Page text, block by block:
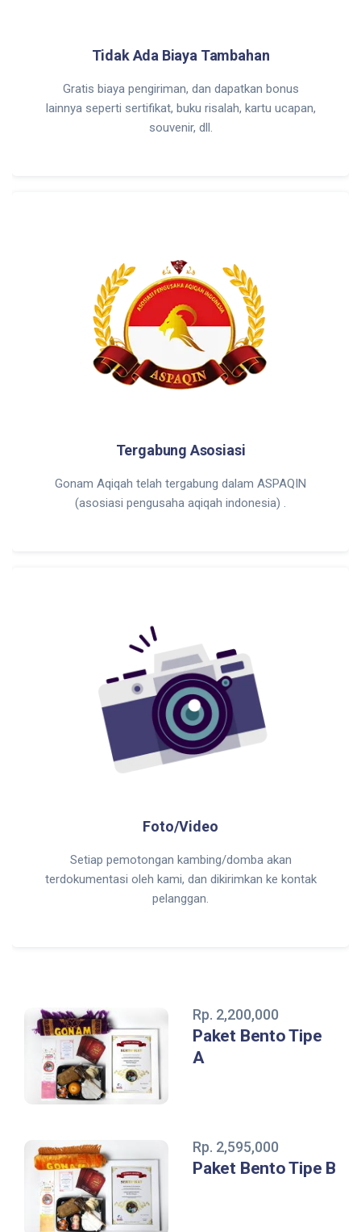
Tidak Ada Biaya Tambahan
Gratis biaya pengiriman, dan dapatkan bonus
lainnya seperti sertifikat, buku risalah, kartu ucapan,
souvenir, dll.
Tergabung Asosiasi
Gonam Aqiqah telah tergabung dalam ASPAQIN
(asosiasi pengusaha aqiqah indonesia) .
Foto/Video
Setiap pemotongan kambing/domba akan
terdokumentasi oleh kami, dan dikirimkan ke kontak
pelanggan.
Rp. 2,200,000
Paket Bento Tipe
A
Rp. 2,595,000
Paket Bento Tipe B